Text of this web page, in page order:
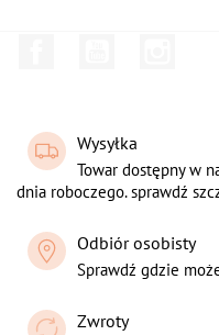
Wysyłka
Towar dostępny w
dnia roboczego. sprawdź
Odbiór osobisty
Sprawdź gdzie
Zwroty